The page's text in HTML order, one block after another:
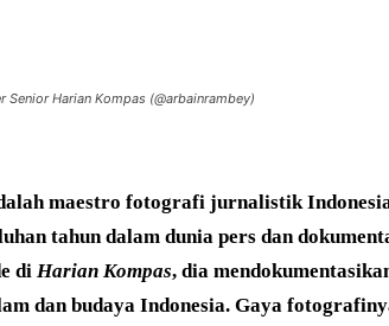
Senior Harian Kompas (@arbainrambey)
maestro fotografi jurnalistik
tahun dalam dunia pers dan
di Harian Kompas, dia
dan budaya Indonesia. Gaya